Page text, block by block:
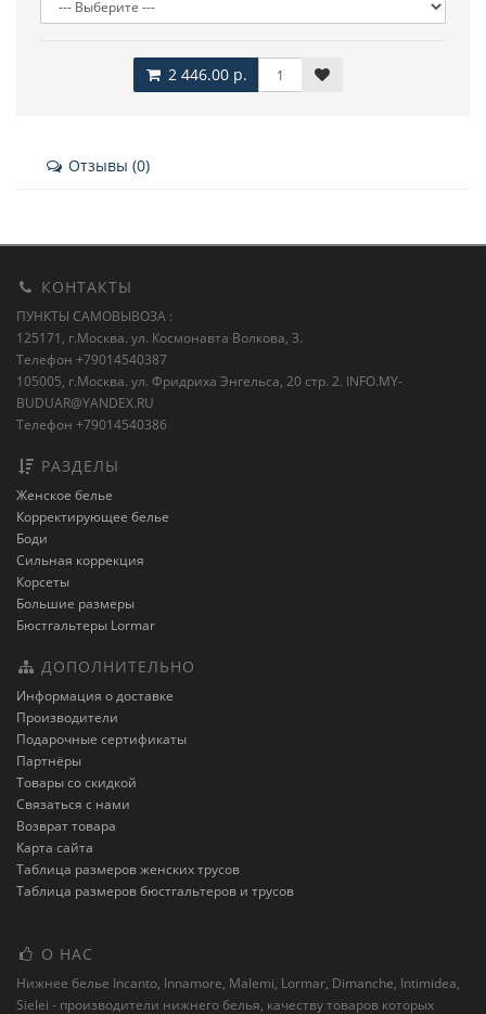
2 446.00 р.
Отзывы (0)
КОНТАКТЫ
ПУНКТЫ САМОВЫВОЗА :
125171, г.Москва. ул. Космонавта Волкова, 3.
Телефон +79014540387
105005, г.Москва. ул. Фридриха Энгельса, 20 стр. 2. INFO.MY-
BUDUAR@YANDEX.RU
Телефон +79014540386
РАЗДЕЛЫ
Женское белье
Корректирующее белье
Боди
Сильная коррекция
Корсеты
Большие размеры
Бюстгальтеры Lormar
ДОПОЛНИТЕЛЬНО
Информация о доставке
Производители
Подарочные сертификаты
Партнёры
Товары со скидкой
Связаться с нами
Возврат товара
Карта сайта
Таблица размеров женских трусов
Таблица размеров бюстгальтеров и трусов
О НАС
Нижнее белье Incanto, Innamore, Malemi, Lormar, Dimanche, Intimidea,
Sielei - производители нижнего белья, качеству товаров которых